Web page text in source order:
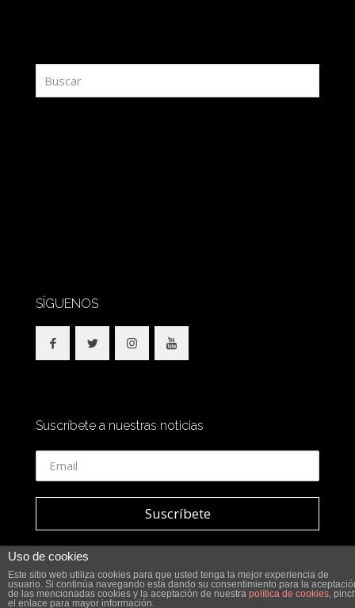
SÍGUENOS
Suscríbete a nuestras noticias
© 2018 SidesOut. All Rights Reserved.
Uso de cookies
Este sitio web utiliza cookies para que usted tenga la mejor experiencia de
usuario. Si continúa navegando está dando su consentimiento para la
de las mencionadas cookies y la aceptación de nuestra política de cookies,
el enlace para mayor información.